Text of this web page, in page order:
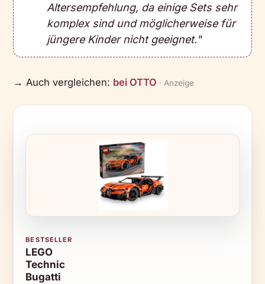
Altersempfehlung, da einige Sets sehr
komplex sind und möglicherweise für
jüngere Kinder nicht geeignet."
→ Auch vergleichen: bei OTTO · Anzeige
BESTSELLER
LEGO
Technic
Bugatti